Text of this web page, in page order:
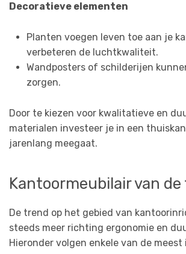
Decoratieve elementen
Planten voegen leven toe aan je
verbeteren de luchtkwaliteit.
Wandposters of schilderijen
zorgen.
Door te kiezen voor kwalitatieve en
materialen investeer je in een
jarenlang meegaat.
Kantoormeubilair van
De trend op het gebied van
steeds meer richting ergonomie en
Hieronder volgen enkele van de